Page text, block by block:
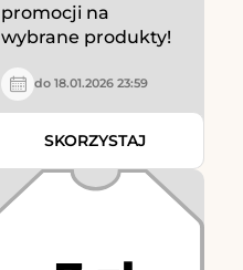
promocji na
wybrane produkty!
do 18.01.2026 23:59
SKORZYSTAJ